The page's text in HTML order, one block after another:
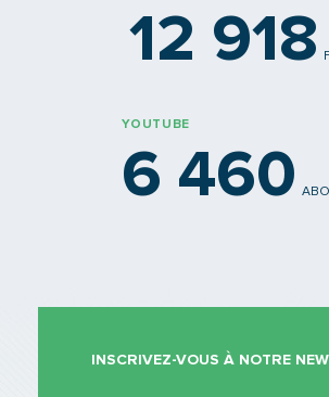
12 918
YOUTUBE
6 460
INSCRIVEZ-VOUS À NOTRE